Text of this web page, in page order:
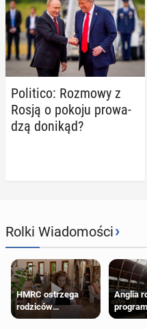
Po­li­ti­co: Rozmowy z
Rosją o pokoju pro­wa­
dzą donikąd?
Rolki Wiadomości›
HMRC ostrzega
rodziców
pobierających Child
Anglia